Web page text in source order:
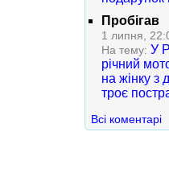
Пробігав
1 липня,
На тему: У
річний
на жінку з
троє
Всі коментарі